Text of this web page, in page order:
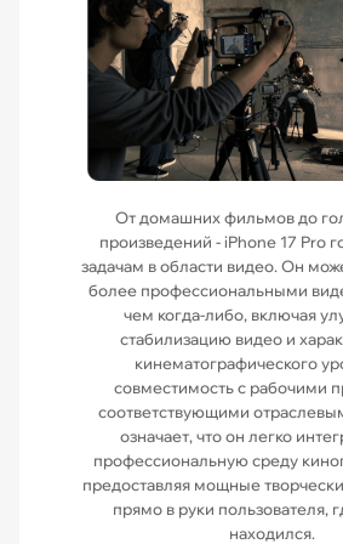
От домашних фильмов до
произведений - iPhone 17 Pro
задачам в области видео. Он
более профессиональными
чем когда-либо, включая
стабилизацию видео и
кинематографического
совместимость с рабочими
соответствующими
означает, что он легко
профессиональную среду
предоставляя мощные
прямо в руки пользователя,
находился.